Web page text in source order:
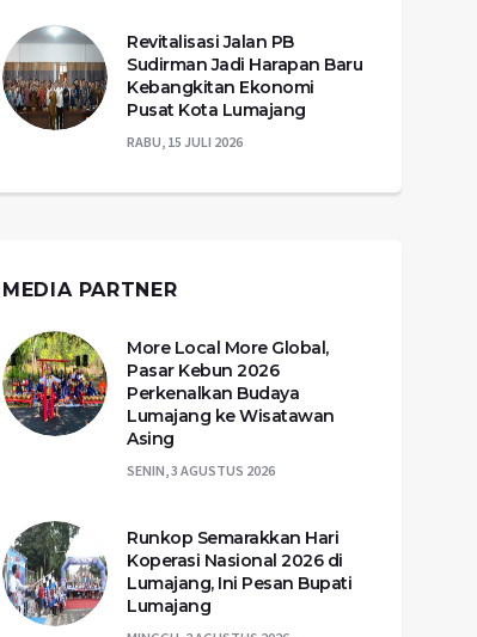
Revitalisasi Jalan PB
Sudirman Jadi Harapan Baru
Kebangkitan Ekonomi
Pusat Kota Lumajang
RABU, 15 JULI 2026
MEDIA PARTNER
More Local More Global,
Pasar Kebun 2026
Perkenalkan Budaya
Lumajang ke Wisatawan
Asing
SENIN, 3 AGUSTUS 2026
Runkop Semarakkan Hari
Koperasi Nasional 2026 di
Lumajang, Ini Pesan Bupati
Lumajang